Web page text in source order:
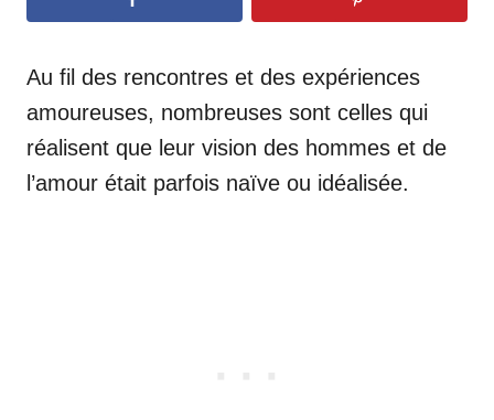
Au fil des rencontres et des expériences
amoureuses, nombreuses sont celles qui
réalisent que leur vision des hommes et de
l’amour était parfois naïve ou idéalisée.